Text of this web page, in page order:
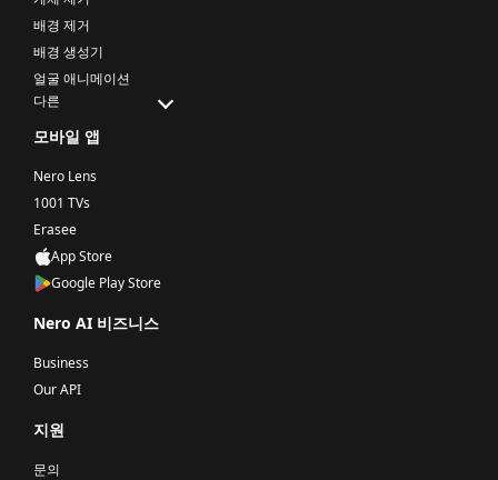
배경 제거
배경 생성기
얼굴 애니메이션
다른
모바일 앱
Nero Lens
1001 TVs
Erasee
App Store
Google Play Store
Nero AI 비즈니스
Business
Our API
지원
문의